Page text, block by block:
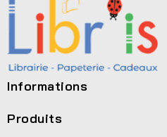
Informations
Produits